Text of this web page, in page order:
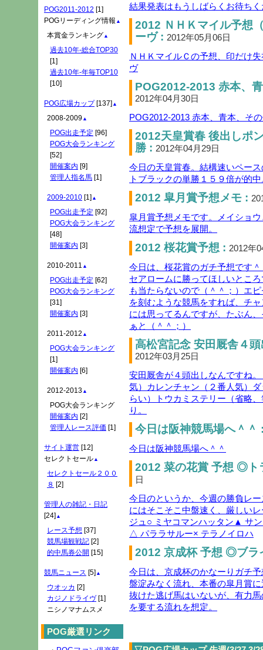
結果発表はもうしばらくお待ち
2012 ＮＨＫマイル予想
ーヴ : 2012年05月06日
ＮＨＫマイルＣの予想、印だけ
ヴ
POG2012-2013 赤本、
2012年04月30日
POG2012-2013 赤本、青本、そ
2012天皇賞春 後出しポ
勝 : 2012年04月29日
今日の天皇賞春。結構速いペー
トブラックの単勝１５９倍が的
2012 皐月賞予想メモ :
皐月賞予想メモです。メイショ
流想定で予想を展開。
2012 桜花賞予想 : 2012年
今日は、桜花賞のガチ予想です
セアロームに勝ってほしいとこ
も当たらないので（＾＾；）エ
を刻むような競馬をすれば、チ
には思ってるんですが、たぶん
ぁと（＾＾；）
高松宮記念 安田厩舎４
2012年03月25日
安田厩舎が４頭出しなんですね
気）カレンチャン（２番人気）
らい）トウカミステリー（省略
り。
今日は阪神競馬場へ＾＾
今日は阪神競馬場へ＾＾
2012 菜の花賞 予想 ◎ト
日
今日のというか、今週の勝負レ
にはそこそこ中盤速く、厳しい
ジュ○ ミヤコマンハッタン▲ サ
△ パララサルー× テラノイロハ
2012 京成杯 予想 ◎ブラ
今日は、京成杯のかなーりガチ
盤淀みなく流れ、本番の皐月賞
抜けた逃げ馬はいないが、有力
を要する流れを想定。
POG2011-2012 [1]
POGリーディング情報 ▲
本賞金ランキング ▲
過去10年-総合TOP30
[1]
過去10年-年毎TOP10
[10]
POG広場カップ[137] ▲
2008-2009 ▲
POG出走予定 [96]
POG大会ランキング
[52]
開催案内 [9]
管理人指名馬 [1]
2009-2010 [1] ▲
POG出走予定 [92]
POG大会ランキング
[48]
開催案内 [3]
2010-2011 ▲
POG出走予定 [62]
POG大会ランキング
[31]
開催案内 [3]
2011-2012 ▲
POG大会ランキング
[1]
開催案内 [6]
2012-2013 ▲
POG大会ランキング
開催案内 [2]
管理人レース評価 [1]
サイト運営 [12]
セレクトセール ▲
セレクトセール２００
８ [2]
管理人の雑記・日記
[24] ▲
レース予想 [37]
競馬場観戦記 [2]
的中馬券公開 [15]
競馬ニュース [5] ▲
ウオッカ [2]
カジノドライヴ[1]
ニシノマナムスメ
POG厳選リンク